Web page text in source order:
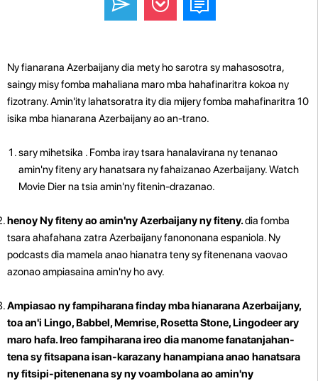
Ny fianarana Azerbaijany dia mety ho sarotra sy mahasosotra,
saingy misy fomba mahaliana maro mba hahafinaritra kokoa ny
fizotrany. Amin'ity lahatsoratra ity dia mijery fomba mahafinaritra 10
isika mba hianarana Azerbaijany ao an-trano.
sary mihetsika . Fomba iray tsara hanalavirana ny tenanao
amin'ny fiteny ary hanatsara ny fahaizanao Azerbaijany. Watch
Movie Dier na tsia amin'ny fitenin-drazanao.
henoy Ny fiteny ao amin'ny Azerbaijany ny fiteny.dia fomba
tsara ahafahana zatra Azerbaijany fanononana espaniola. Ny
podcasts dia mamela anao hianatra teny sy fitenenana vaovao
azonao ampiasaina amin'ny ho avy.
Ampiasao ny fampiharana finday mba hianarana Azerbaijany,
toa an'i Lingo, Babbel, Memrise, Rosetta Stone, Lingodeer ary
maro hafa. Ireo fampiharana ireo dia manome fanatanjahan-
tena sy fitsapana isan-karazany hanampiana anao hanatsara
ny fitsipi-pitenenana sy ny voambolana ao amin'ny